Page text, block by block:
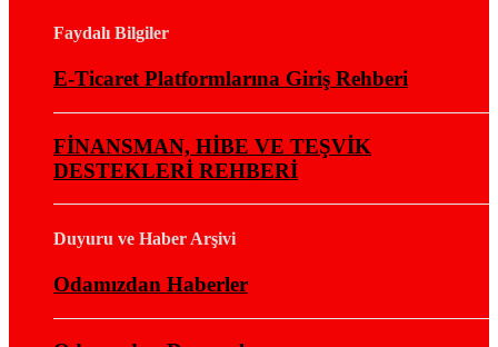
Faydalı Bilgiler
E-Ticaret Platformlarına Giriş Rehberi
FİNANSMAN, HİBE VE TEŞVİK
DESTEKLERİ REHBERİ
Duyuru ve Haber Arşivi
Odamızdan Haberler